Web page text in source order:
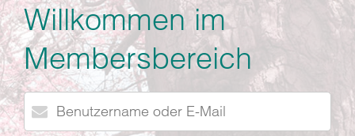
Willkommen im
Membersbereich
Benutzername
oder